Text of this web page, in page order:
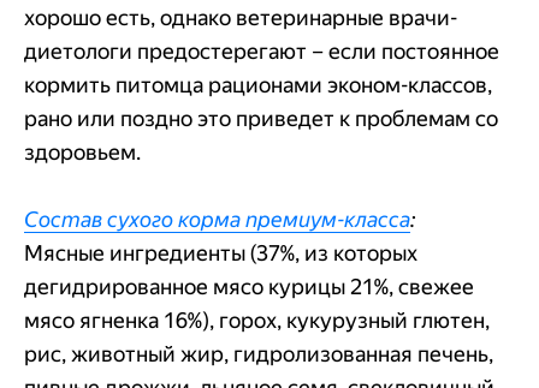
хорошо есть, однако ветеринарные врачи-
диетологи предостерегают – если постоянное
кормить питомца рационами эконом-классов,
рано или поздно это приведет к проблемам со
здоровьем.
Состав сухого корма премиум-класса:
Мясные ингредиенты (37%, из которых
дегидрированное мясо курицы 21%, свежее
мясо ягненка 16%), горох, кукурузный глютен,
рис, животный жир, гидролизованная печень,